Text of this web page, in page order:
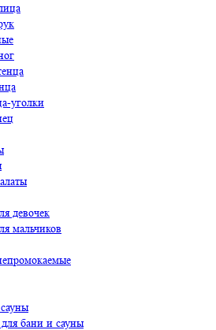
уголки
девочек
мальчиков
бани и сауны